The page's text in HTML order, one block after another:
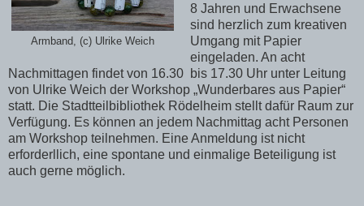
Armband, (c) Ulrike Weich
8 Jahren und Erwachsene
sind herzlich zum kreativen
Umgang mit Papier
eingeladen. An acht
Nachmittagen findet von 16.30 bis 17.30 Uhr unter Leitung
von Ulrike Weich der Workshop „Wunderbares aus Papier“
statt. Die Stadtteilbibliothek Rödelheim stellt dafür Raum zur
Verfügung. Es können an jedem Nachmittag acht Personen
am Workshop teilnehmen. Eine Anmeldung ist nicht
erforderllich, eine spontane und einmalige Beteiligung ist
auch gerne möglich.